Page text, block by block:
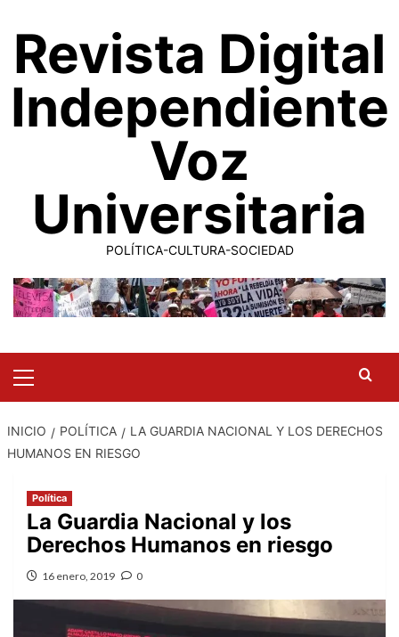
contenido
Revista Digital
Independiente
Voz
Universitaria
POLÍTICA-CULTURA-SOCIEDAD
Menu
INICIO POLÍTICA
LA GUARDIA NACIONAL Y LOS DERECHOS
HUMANOS EN RIESGO
Política
La Guardia Nacional y los
Derechos Humanos en riesgo
16 enero, 2019 0